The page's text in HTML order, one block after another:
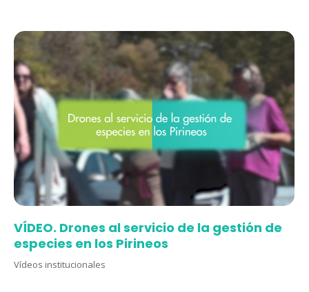
VÍDEO. Drones al servicio de la gestión de
especies en los Pirineos
Vídeos institucionales